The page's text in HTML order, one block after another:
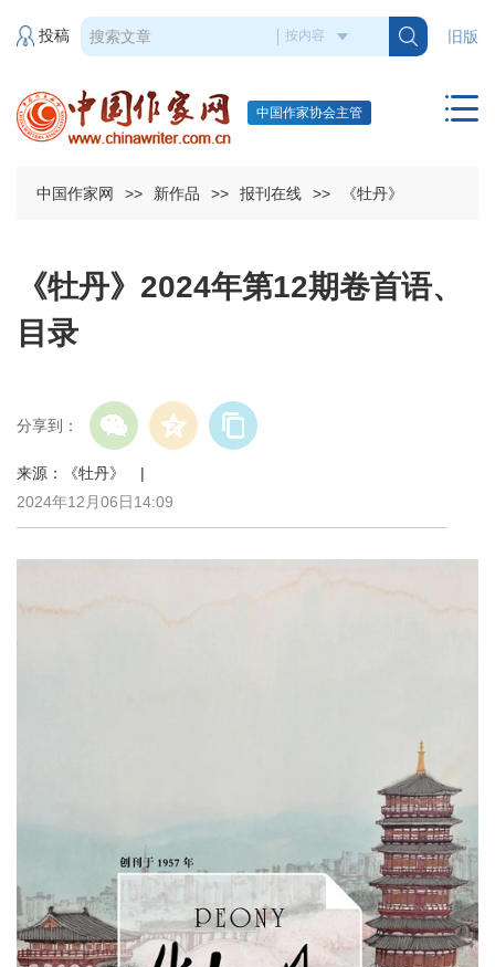
旧版
投稿
中国作家协会主管
中国作家网 >> 新作品 >> 报刊在线 >> 《牡丹》
《牡丹》2024年第12期卷首语、
目录
分享到：
来源：《牡丹》 |
2024年12月06日14:09